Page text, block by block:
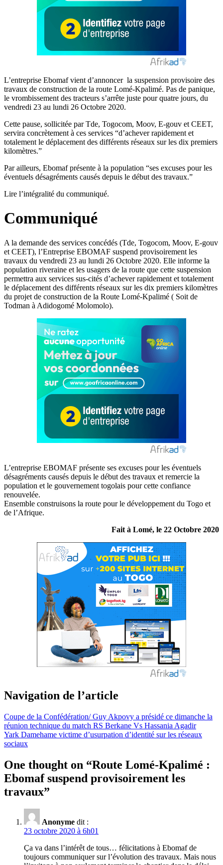
L’entreprise Ebomaf vient d’annoncer la suspension provisoire des
travaux de construction de la route Lomé-Kpalimé. Pas de panique,
le vrombissement des tracteurs s’arrête juste pour quatre jours, du
vendredi 23 au lundi 26 Octobre 2020.
Cette pause, sollicitée par Tde, Togocom, Moov, E-gouv et CEET,
servira concrètement à ces services “d’achever rapidement et
totalement le déplacement des différents réseaux sur les dix premiers
kilomètres.”
Par ailleurs, Ebomaf présente à la population “ses excuses pour les
éventuels désagréments causés depuis le début des travaux.”
Lire l’intégralité du communiqué.
Communiqué
A la demande des services concédés (Tde, Togocom, Moov, E-gouv
et CEET), l’Entreprise EBOMAF suspend provisoirement les
travaux du vendredi 23 au lundi 26 Octobre 2020. Elle informe la
population riveraine et les usagers de la route que cette suspension
permettra aux services sus-cités d’achever rapidement et totalement
le déplacement des différents réseaux sur les dix premiers kilomètres
du projet de construction de la Route Lomé-Kpalimé ( Soit de
Todman à Adidogomé Molomolo).
L’entreprise EBOMAF présente ses excuses pour les éventuels
désagréments causés depuis le début des travaux et remercie la
population et le gouvernement togolais pour cette confiance
renouvelée.
Ensemble construisons la route pour le développement du Togo et
de l’Afrique.
Fait à Lomé, le 22 Octobre 2020
Navigation de l’article
Coupe de la Confédération/ Guy Akpovy a présidé ce dimanche la
réunion technique du match RS Berkane Vs Hassania Agadir
Yark Damehame victime d’usurpation d’identité sur les réseaux
sociaux
One thought on “Route Lomé-Kpalimé :
Ebomaf suspend provisoirement les
travaux”
Anonyme dit :
23 octobre 2020 à 6h01
Ça va dans l’intérêt de tous… félicitations à Ebomaf de
toujours communiquer sur l’évolution des travaux. Mais nous